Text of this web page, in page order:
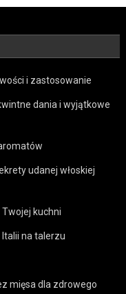
i zastosowanie
dania i wyjątkowe
udanej włoskiej
kuchni
Italii na talerzu
mięsa dla zdrowego